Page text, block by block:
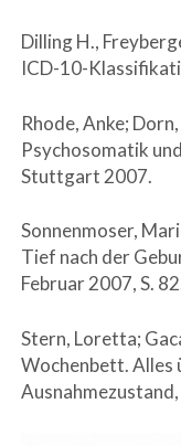
Dilling H.,
ICD-10-
Rhode, Anke;
Psychosomatik
Stuttgart 2007.
Sonnenmoser,
Tief nach der
Februar 2007, S.
Stern, Loretta;
Wochenbett. Alles